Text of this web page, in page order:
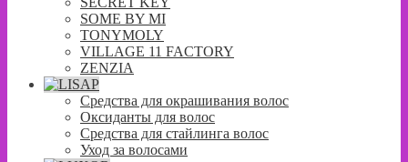
SOME BY MI
TONYMOLY
VILLAGE 11 FACTORY
ZENZIA
Средства для окрашивания волос
Оксиданты для волос
Средства для стайлинга волос
Уход за волосами